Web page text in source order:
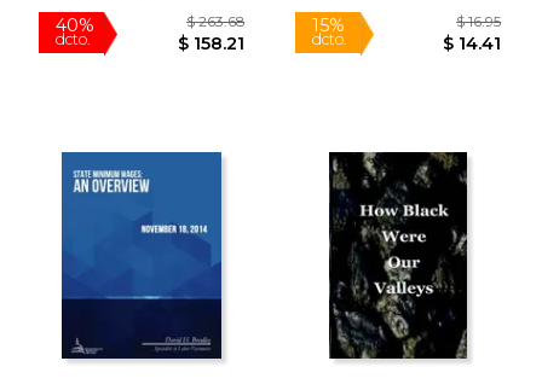
Fur Sozialpolitik
179/II) (en Alemán)